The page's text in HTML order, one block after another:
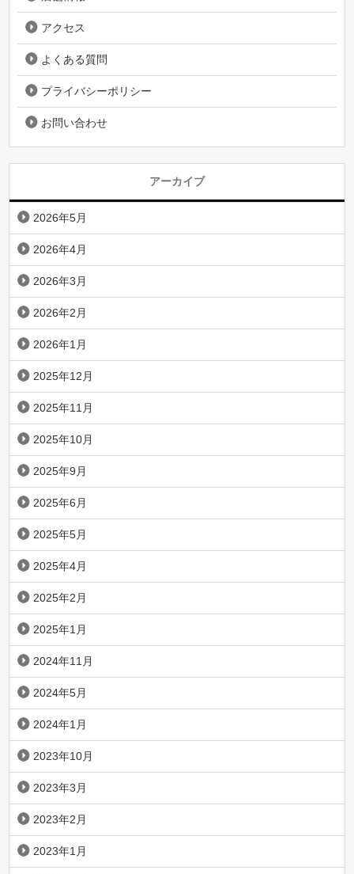
アクセス
よくある質問
プライバシーポリシー
お問い合わせ
アーカイブ
2026年5月
2026年4月
2026年3月
2026年2月
2026年1月
2025年12月
2025年11月
2025年10月
2025年9月
2025年6月
2025年5月
2025年4月
2025年2月
2025年1月
2024年11月
2024年5月
2024年1月
2023年10月
2023年3月
2023年2月
2023年1月